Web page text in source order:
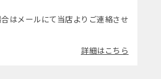
はメールにて当店よりご連絡させ
詳細はこちら